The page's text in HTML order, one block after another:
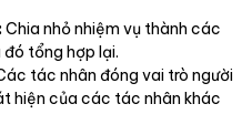
Chia nhỏ nhiệm vụ thành các
tổng hợp lại.
tác nhân đóng vai trò người
hiện của các tác nhân khác